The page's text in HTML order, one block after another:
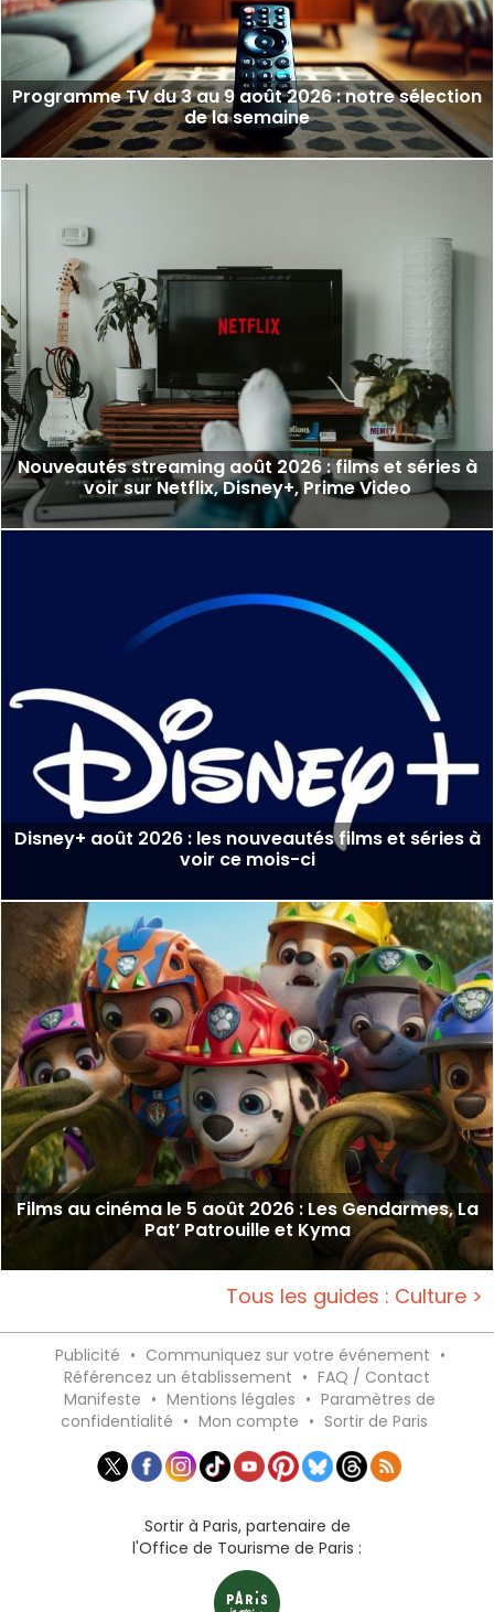
Programme TV du 3 au 9 août 2026 : notre sélection
de la semaine
Nouveautés streaming août 2026 : films et séries à
voir sur Netflix, Disney+, Prime Video
Disney+ août 2026 : les nouveautés films et séries à
voir ce mois-ci
Films au cinéma le 5 août 2026 : Les Gendarmes, La
Pat’ Patrouille et Kyma
Tous les guides : Culture >
Publicité • Communiquez sur votre événement •
Référencez un établissement • FAQ / Contact
Manifeste • Mentions légales • Paramètres de
confidentialité • Mon compte • Sortir de Paris
Sortir à Paris, partenaire de
l'Office de Tourisme de Paris :